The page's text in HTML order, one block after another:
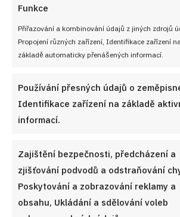
Funkce
Přiřazování a kombinování údajů z jiných zdrojů
Propojení různých zařízení, Identifikace zařízení na
základě automaticky přenášených informací.
Používání přesných údajů o
Identifikace zařízení na základě
informací.
Zajištění bezpečnosti, předcházení a
zjišťování podvodů a odstraňování
Poskytování a zobrazování reklamy a
obsahu, Ukládání a sdělování voleb